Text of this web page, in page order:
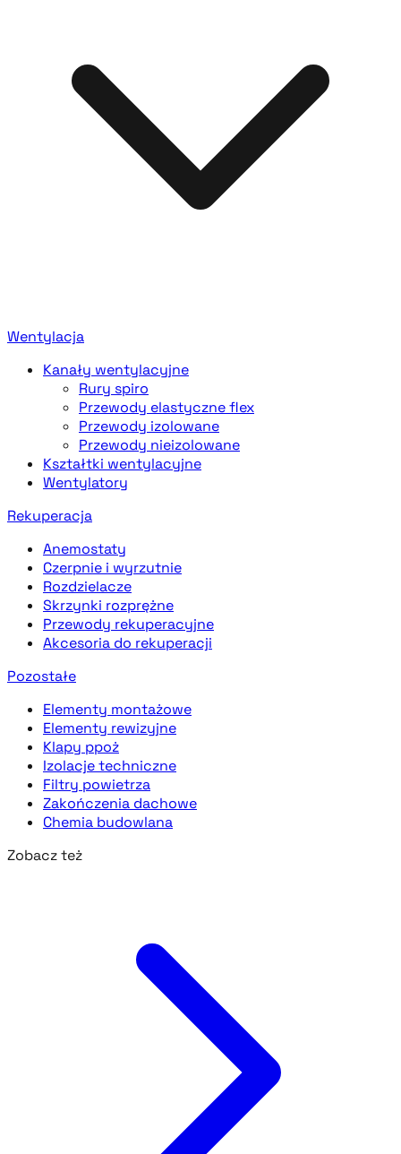
Wentylacja
Kanały wentylacyjne
Rury spiro
Przewody elastyczne flex
Przewody izolowane
Przewody nieizolowane
Kształtki wentylacyjne
Wentylatory
Rekuperacja
Anemostaty
Czerpnie i wyrzutnie
Rozdzielacze
Skrzynki rozprężne
Przewody rekuperacyjne
Akcesoria do rekuperacji
Pozostałe
Elementy montażowe
Elementy rewizyjne
Klapy ppoż
Izolacje techniczne
Filtry powietrza
Zakończenia dachowe
Chemia budowlana
Zobacz też